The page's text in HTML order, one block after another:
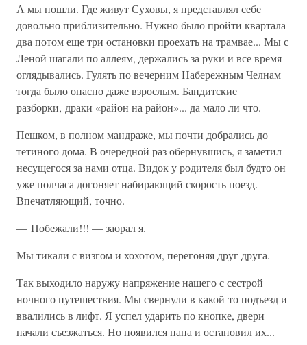
А мы пошли. Где живут Суховы, я представлял себе
довольно приблизительно. Нужно было пройти квартала
два потом еще три остановки проехать на трамвае... Мы с
Леной шагали по аллеям, держались за руки и все время
оглядывались. Гулять по вечерним Набережным Челнам
тогда было опасно даже взрослым. Бандитские
разборки, драки «район на район»... да мало ли что.
Пешком, в полном мандраже, мы почти добрались до
тетиного дома. В очередной раз обернувшись, я заметил
несущегося за нами отца. Видок у родителя был будто он
уже полчаса догоняет набирающий скорость поезд.
Впечатляющий, точно.
— Побежали!!! — заорал я.
Мы тикали с визгом и хохотом, перегоняя друг друга.
Так выходило наружу напряжение нашего с сестрой
ночного путешествия. Мы свернули в какой-то подъезд и
ввалились в лифт. Я успел ударить по кнопке, двери
начали съезжаться. Но появился папа и остановил их...